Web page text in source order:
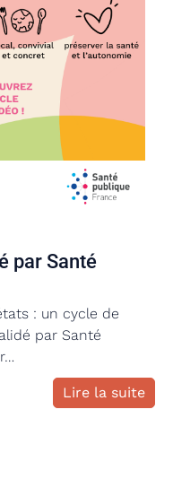
par Santé
: un cycle de
par Santé
Lire la suite